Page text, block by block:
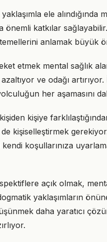
ele alındığında
önemli katkılar
anlamak büyük
etmek mental sağlık
ve odağı artırıyor.
her aşamasını
kişiye
kişiselleştirmek
koşullarınıza
açık olmak,
yaklaşımların
daha yaratıcı